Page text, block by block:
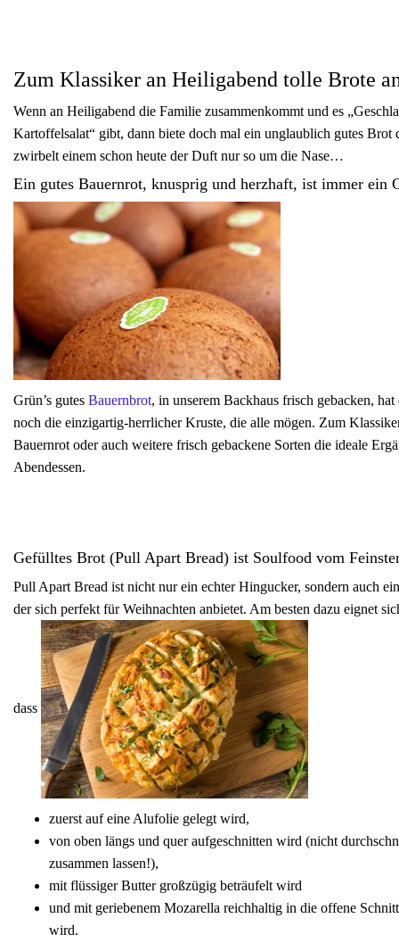
Zum Klassiker an Heiligabend tolle Brote
Wenn an Heiligabend die Familie zusammenkommt und es
Kartoffelsalat“ gibt, dann biete doch mal ein unglaublich gutes Brot
zwirbelt einem schon heute der Duft nur so um die Nase…
Ein gutes Bauernrot, knusprig und herzhaft, ist immer ein
Grün’s gutes Bauernbrot, in unserem Backhaus frisch gebacken, hat
noch die einzigartig-herrlicher Kruste, die alle mögen. Zum
Bauernrot oder auch weitere frisch gebackene Sorten die ideale
Abendessen.
Gefülltes Brot (Pull Apart Bread) ist Soulfood vom
Pull Apart Bread ist nicht nur ein echter Hingucker, sondern auch
der sich perfekt für Weihnachten anbietet. Am besten dazu eignet
dass
zuerst auf eine Alufolie gelegt wird,
von oben längs und quer aufgeschnitten wird (nicht
zusammen lassen!),
mit flüssiger Butter großzügig beträufelt wird
und mit geriebenem Mozarella reichhaltig in die offene
wird.